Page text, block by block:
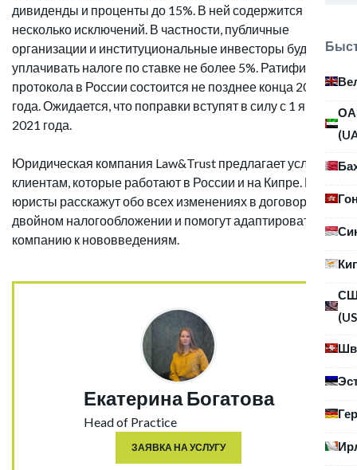
дивиденды и проценты до 15%. В ней содержится
несколько исключений. В частности, публичные
организации и институциональные инвесторы будут
уплачивать налоге по ставке не более 5%. Ратификация
протокола в России состоится не позднее конца 2020
года. Ожидается, что поправки вступят в силу с 1 января
2021 года.
Юридическая компания Law&Trust предлагает услуги
клиентам, которые работают в России и на Кипре. Наши
юристы расскажут обо всех изменениях в договоре о
двойном налогообложении и помогут адаптировать
компанию к нововведениям.
Екатерина Богатова
Head of Practice
ЗАЯВКА НА УСЛУГУ